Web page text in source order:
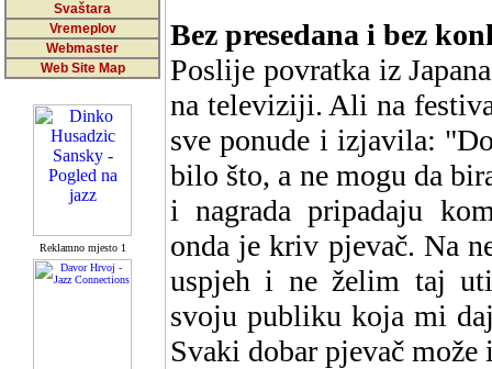
Svaštara
Vremeplov
Webmaster
Web Site Map
Reklamno mjesto 1
Bez presedana i bez
Poslije povratka iz
na televiziji. Ali na
sve ponude i izjavila:
bilo što, a ne mogu da
i nagrada pripadaju
onda je kriv pjevač. Na
uspjeh i ne želim taj
svoju publiku koja mi
Svaki dobar pjevač